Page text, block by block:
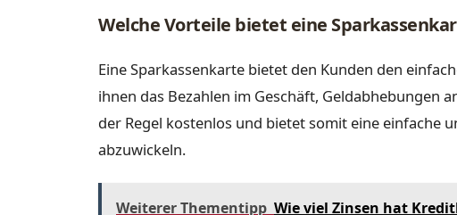
Welche Vorteile bietet eine
Eine Sparkassenkarte bietet den Kunden den
ihnen das Bezahlen im Geschäft, Geldabhebungen
der Regel kostenlos und bietet somit eine einfache
abzuwickeln.
Weiterer Thementipp Wie viel Zinsen hat